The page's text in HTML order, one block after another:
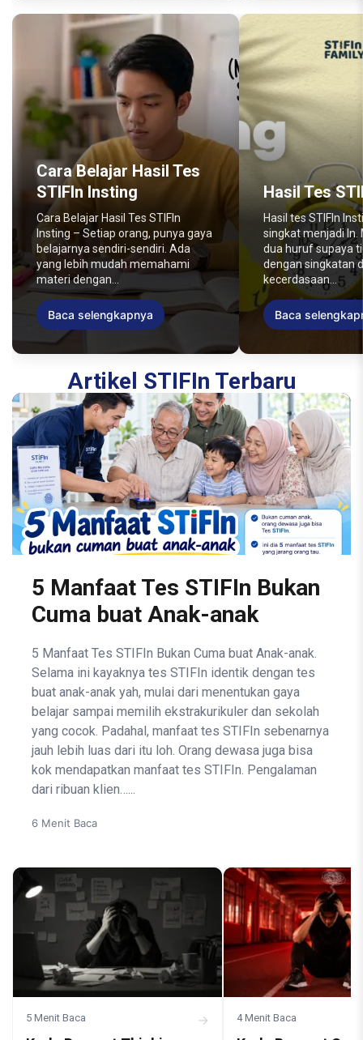
Cara Belajar Hasil Tes
STIFIn Insting
Cara Belajar Hasil Tes STIFIn
Insting – Setiap orang, punya gaya
belajarnya sendiri-sendiri. Ada
yang lebih mudah memahami
materi dengan...
Baca selengkapnya
Hasil Tes
Hasil tes STIFIn
singkat menjadi In.
dua huruf supaya
dengan singkatan
kecerdasaan...
Baca
Artikel STIFIn Terbaru
5 Manfaat Tes STIFIn Bukan
Cuma buat Anak-anak
5 Manfaat Tes STIFIn Bukan Cuma buat Anak-anak.
Selama ini kayaknya tes STIFIn identik dengan tes
buat anak-anak yah, mulai dari menentukan gaya
belajar sampai memilih ekstrakurikuler dan sekolah
yang cocok. Padahal, manfaat tes STIFIn sebenarnya
jauh lebih luas dari itu loh. Orang dewasa juga bisa
kok mendapatkan manfaat tes STIFIn. Pengalaman
dari ribuan klien…...
6 Menit Baca
5 Menit Baca → 4 Menit Baca